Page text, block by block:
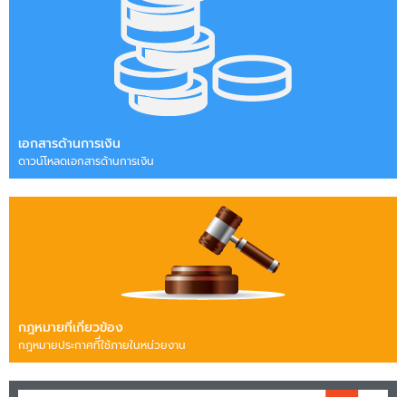
เอกสารด้านการเงิน
ดาวน์โหลดเอกสารด้านการเงิน
กฎหมายที่เกี่ยวข้อง
กฎหมายประกาศทีี่ใช้ภายในหน่วยงาน